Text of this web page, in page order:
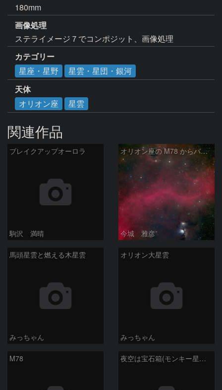
180mm
画像処理
ステライメージ７でコンポジット、画像処理
カテゴリー
星座・星野
星雲・星団・銀河
天体
オリオン座
星雲
関連作品
ブレイクアップオーロラ
駒沢 満晴
オリオン座の M78 からバーナードループをまたいで LDN1622あたり
今城 雅彦
馬頭星雲と燃える木星雲
みっちゃん
オリオン大星雲
みっちゃん
M78 夜空は宝石箱(モンキー星雲 NGC2174) Seestar50